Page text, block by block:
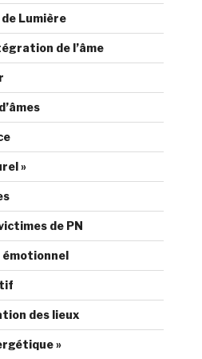
Lumière
de l’âme
»
de PN
émotionnel
des lieux
»